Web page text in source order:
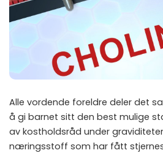
Alle vordende foreldre deler det
å gi barnet sitt den best mulige
av kostholdsråd under
næringsstoff som har fått